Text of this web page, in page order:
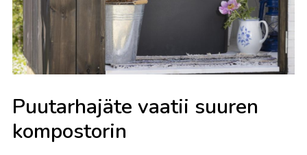
Puutarhajäte vaatii suuren
kompostorin